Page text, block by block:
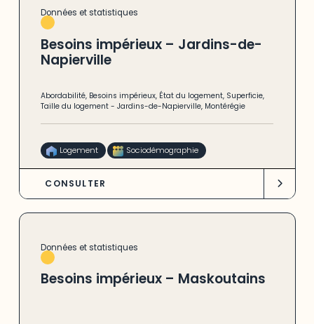
Données et statistiques
Besoins impérieux – Jardins-de-
Napierville
Abordabilité, Besoins impérieux, État du logement, Superficie,
Taille du logement -Jardins-de-Napierville, Montérégie
Logement Sociodémographie
CONSULTER
Données et statistiques
Besoins impérieux – Maskoutains